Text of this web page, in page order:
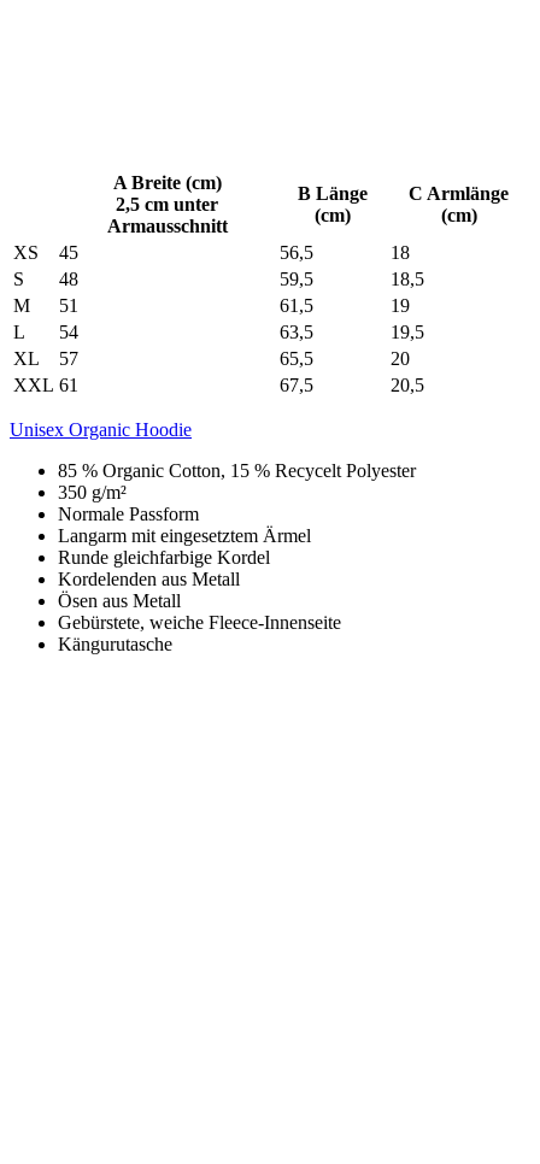
A Breite (cm)
2,5 cm unter
Armausschnitt
B Länge
(cm)
C Armlänge
(cm)
XS
45 56,5
18
S
48 59,5
18,5
M
51 61,5
19
L
54 63,5
19,5
XL
57 65,5
20
XXL 61 67,5 20,5
Unisex Organic Hoodie
85 % Organic Cotton, 15 % Recycelt Polyester
350 g/m²
Normale Passform
Langarm mit eingesetztem Ärmel
Runde gleichfarbige Kordel
Kordelenden aus Metall
Ösen aus Metall
Gebürstete, weiche Fleece-Innenseite
Kängurutasche